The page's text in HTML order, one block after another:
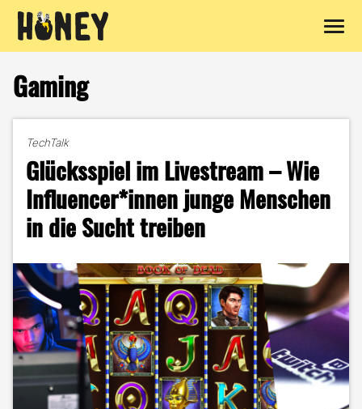
Inhalt
springen
Gaming
TechTalk
Glücksspiel im Livestream – Wie
Influencer*innen junge Menschen
in die Sucht treiben